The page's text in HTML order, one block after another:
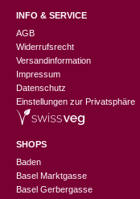
INFO & SERVICE
AGB
Widerrufsrecht
Versandinformation
Impressum
Datenschutz
Einstellungen zur Privatsphäre
SHOPS
Baden
Basel Marktgasse
Basel Gerbergasse